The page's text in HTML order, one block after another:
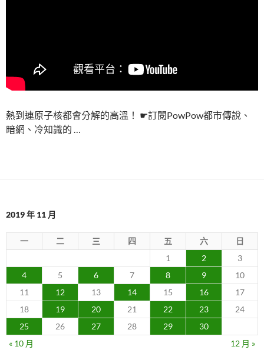
熱到連原子核都會分解的高溫！ ☛訂閱PowPow都市傳說、
暗網、冷知識的 …
2019 年 11 月
一 二 三 四 五 六
日
1
2
3
4
5 6 7 8 9
10
11
12 13 14 15 16
17
18
19 20 21 22 23
24
25
26 27 28 29
30
« 10 月
12 月 »